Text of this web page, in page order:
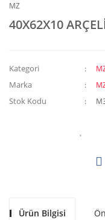
MZ
40X62X10
Kategori
Marka
Stok Kodu
Ürün Bilgisi